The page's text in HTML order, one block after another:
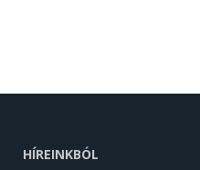
HÍREINKBÓL